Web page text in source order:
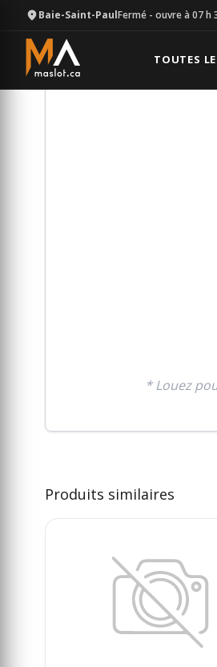
Baie-Saint-PaulFermé - ouvre à 07 h
TOUTES
Équipement Électricité
* Louez
Produits similaires